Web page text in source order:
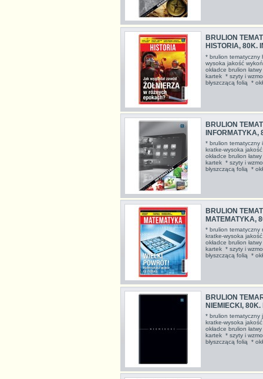
BRULION
HISTORIA, 80K.
* brulion tematyczny
wysoka jakość
okładce brulion
kartek * szyty i
błyszczącą folią *
BRULION
INFORMATYKA,
* brulion tematyczny
kratke-wysoka
okładce brulion
kartek * szyty i
błyszczącą folią *
BRULION
MATEMATYKA,
* brulion tematyczny
kratke-wysoka
okładce brulion
kartek * szyty i
błyszczącą folią *
BRULION
NIEMIECKI,
* brulion tematyczny
kratke-wysoka
okładce brulion
kartek * szyty i
błyszczącą folią *